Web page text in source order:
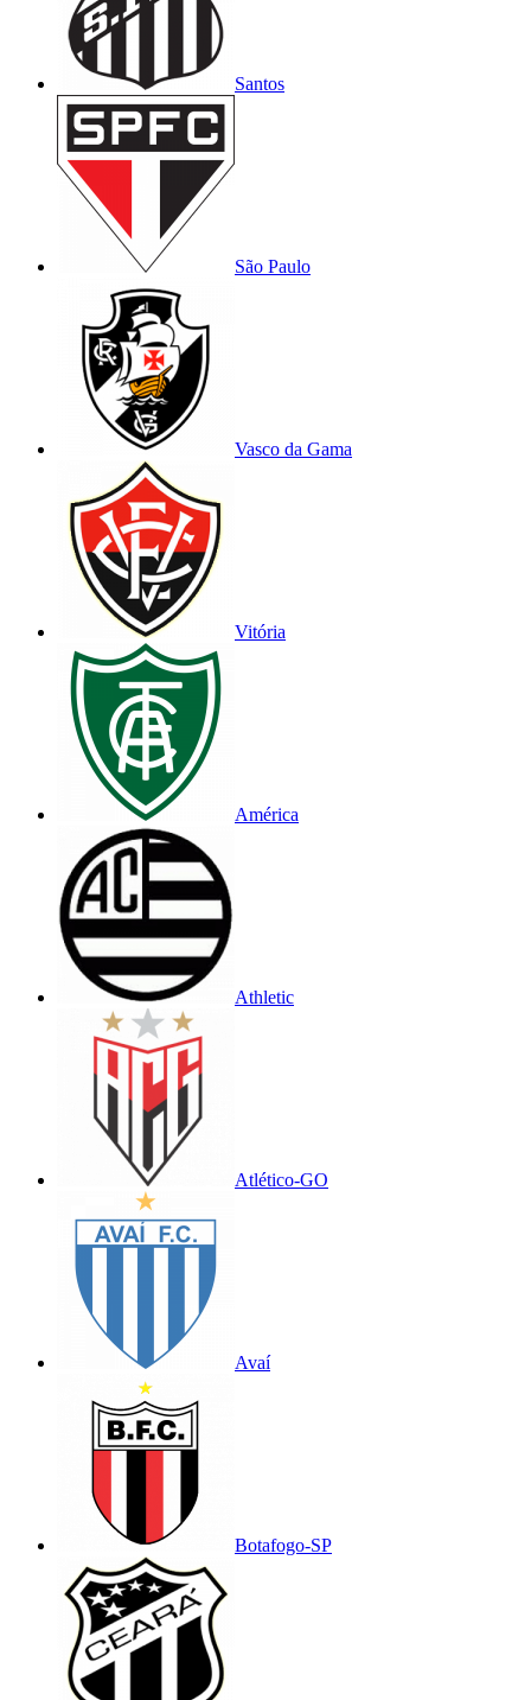
Santos
São Paulo
Vasco da Gama
Vitória
América
Athletic
Atlético-GO
Avaí
Botafogo-SP